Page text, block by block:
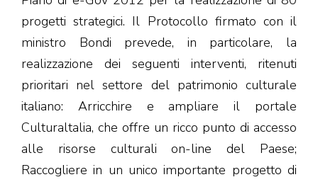
progetti strategici. Il Protocollo firmato con il
ministro Bondi prevede, in particolare, la
realizzazione dei seguenti interventi, ritenuti
prioritari nel settore del patrimonio culturale
italiano: Arricchire e ampliare il portale
Culturaltalia, che offre un ricco punto di accesso
alle risorse culturali on-line del Paese;
Raccogliere in un unico importante progetto di